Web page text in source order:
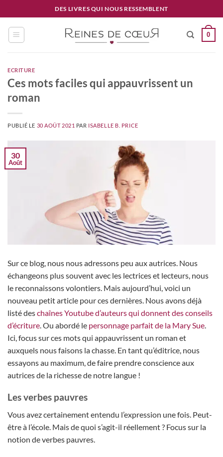
au
contenu
DES LIVRES QUI NOUS RESSEMBLENT
0
ECRITURE
Ces mots faciles qui appauvrissent un
roman
PUBLIÉ LE 30 AOÛT 2021 PAR ISABELLE B. PRICE
30
Août
Sur ce blog, nous nous adressons peu aux autrices. Nous
échangeons plus souvent avec les lectrices et lecteurs, nous
le reconnaissons volontiers. Mais aujourd’hui, voici un
nouveau petit article pour ces dernières. Nous avons déjà
listé deschaînes Youtube d’auteurs qui donnent des conseils
d’écriture . Ou abordé le personnage parfait de la Mary Sue
Ici, focus sur ces mots qui appauvrissent un roman et
auxquels nous faisons la chasse. En tant qu’éditrice, nous
essayons au maximum, de faire prendre conscience aux
autrices de la richesse de notre langue !
Les verbes pauvres
Vous avez certainement entendu l’expression une fois. Peut-
être à l’école. Mais de quoi s’agit-il réellement ? Focus sur la
notion de verbes pauvres.